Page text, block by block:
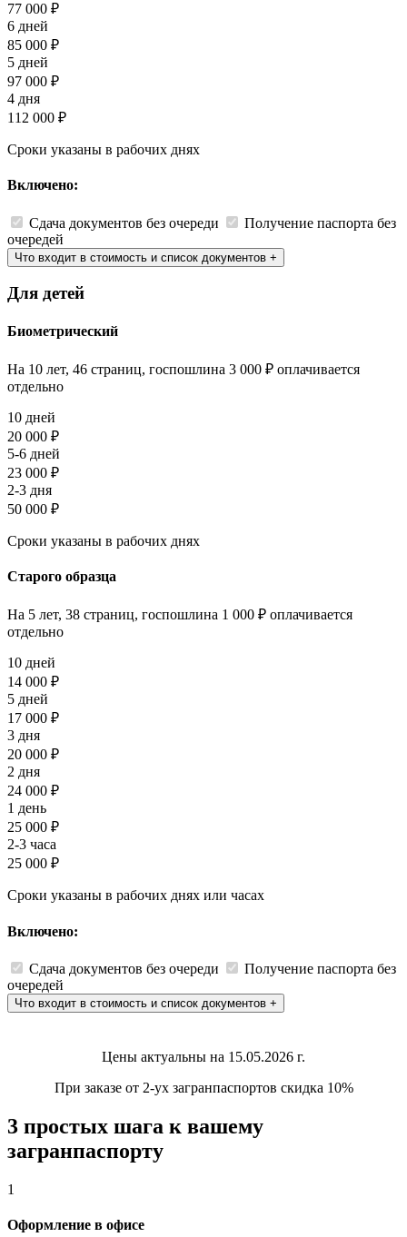
77 000 ₽
6 дней
85 000 ₽
5 дней
97 000 ₽
4 дня
112 000 ₽
Сроки указаны в рабочих днях
Включено:
Сдача документов без очереди
Получение паспорта без
очередей
Что входит в стоимость и список документов +
Для детей
Биометрический
На 10 лет, 46 страниц, госпошлина 3 000 ₽ оплачивается
отдельно
10 дней
20 000 ₽
5-6 дней
23 000 ₽
2-3 дня
50 000 ₽
Сроки указаны в рабочих днях
Старого образца
На 5 лет, 38 страниц, госпошлина 1 000 ₽ оплачивается
отдельно
10 дней
14 000 ₽
5 дней
17 000 ₽
3 дня
20 000 ₽
2 дня
24 000 ₽
1 день
25 000 ₽
2-3 часа
25 000 ₽
Сроки указаны в рабочих днях или часах
Включено:
Сдача документов без очереди
Получение паспорта без
очередей
Что входит в стоимость и список документов +
Цены актуальны на 15.05.2026 г.
При заказе от 2-ух загранпаспортов скидка 10%
3 простых шага к вашему
загранпаспорту
1
Оформление в офисе